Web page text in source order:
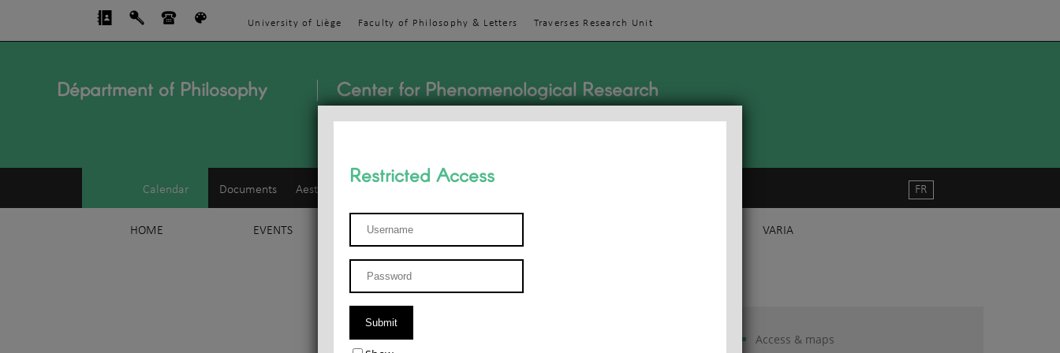
University of Liège Faculty of Philosophy & Letters Traverses Research Unit
Départment of Philosophy Center for Phenomenological Research
Calendar Documents Aesthetics
HOME EVENTS TEACHINGS VARIA
FR
Access & maps
Restricted Access